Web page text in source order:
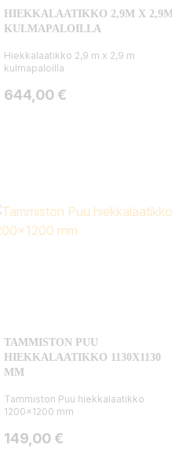
HIEKKALAATIKKO 2,9M X 2,9M
KULMAPALOILLA
Hiekkalaatikko 2,9 m x 2,9 m
kulmapaloilla
Hinta
644,00 €
TAMMISTON PUU
HIEKKALAATIKKO 1130X1130
MM
Tammiston Puu hiekkalaatikko
1200x1200 mm
Hinta
149,00 €